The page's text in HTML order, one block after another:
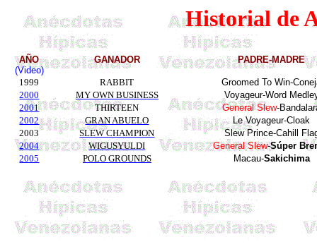
Historial de
AÑO
(Video)
GANADOR PADRE-MADRE
1999 RABBIT Groomed To Win-
2000
MY OWN BUSINESS Voyageur-Word
2001
THIRTEEN GeneralSlew-
2002
GRAN ABUELO LeVoyageur-Cloak
2003
SLEW CHAMPION SlewPrince-Cahill
2004
WIGUSYULDI GeneralSlew-Súper
2005
POLO GROUNDS Macau-Sakichima